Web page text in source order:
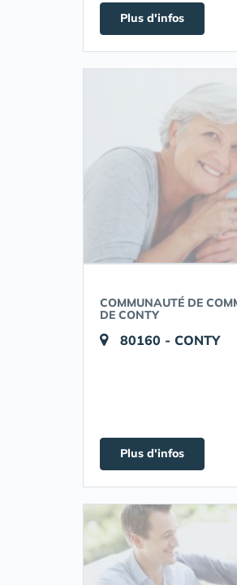
Plus d'infos
COMMUNAUTÉ DE
DE CONTY
80160 - CONTY
Plus d'infos